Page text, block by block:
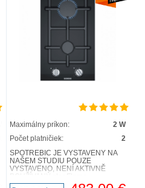
Maximálny príkon:
2 W
Počet platničiek:
2
SPOTŘEBIČ JE VYSTAVENÝ NA
NAŠEM STUDIU POUZE
VYSTAVENO, NENÍ AKTIVNĚ
Technology: přesné řízení výkonu